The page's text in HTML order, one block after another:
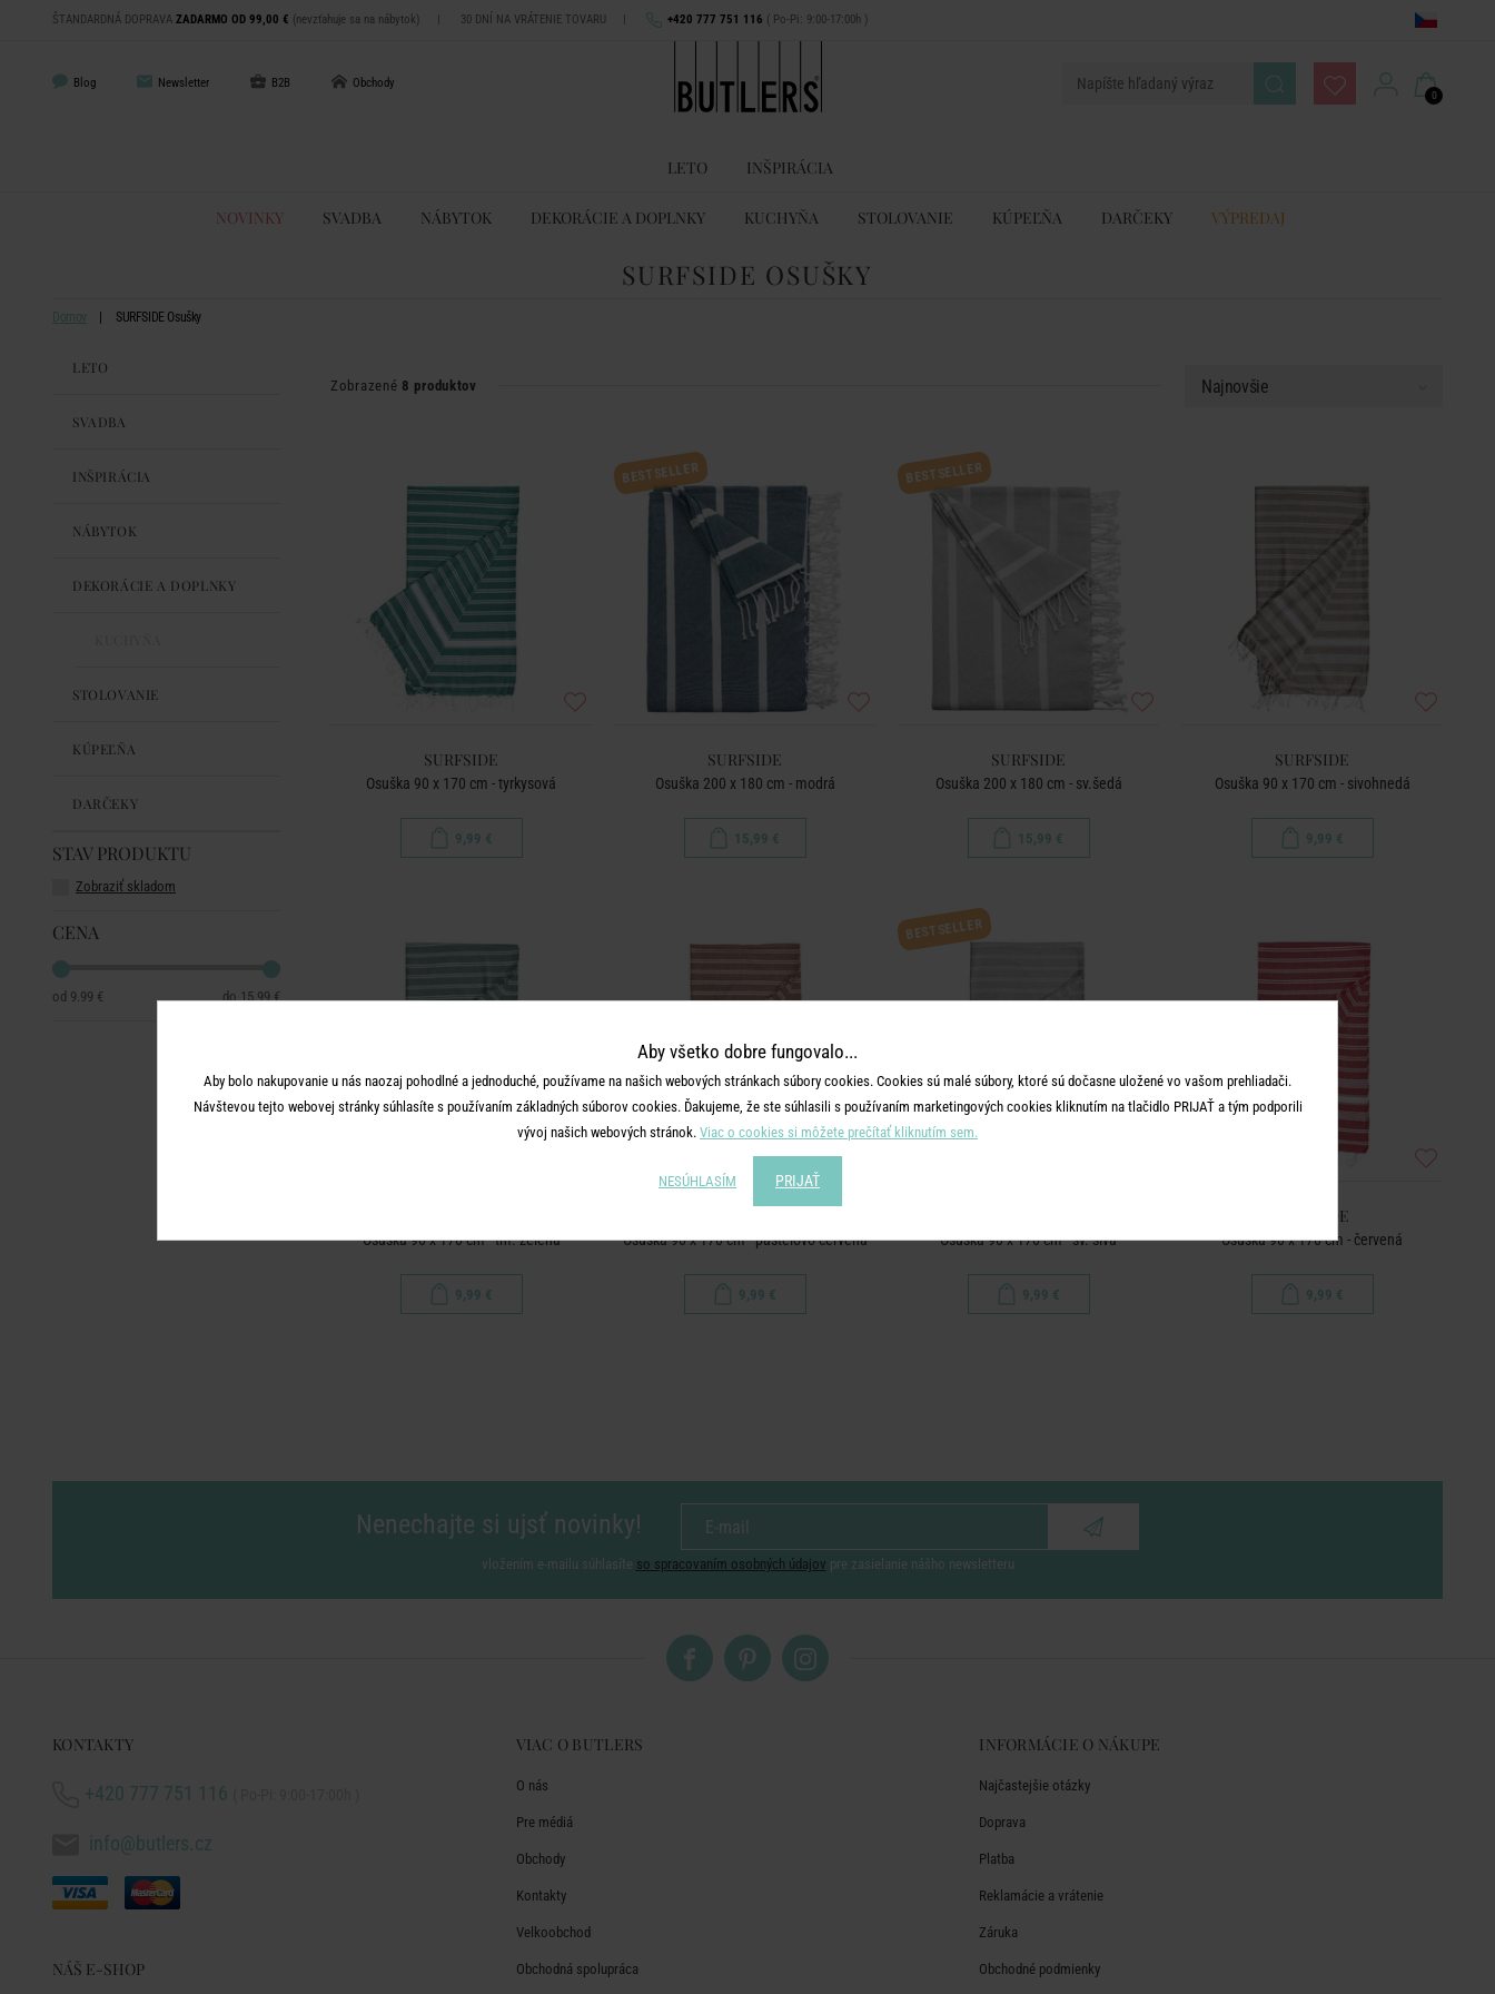
ŠTANDARDNÁ DOPRAVA ZADARMO OD 99,00 € (nevzťahuje sa na nábytok) | 30 DNÍ NA VRÁTENIE TOVARU | +420 777 751 116 ( Po-Pi: 9:00-17:00h )
Blog Newsletter B2B Obchody
0
LETO INŠPIRÁCIA
NOVINKY SVADBA NÁBYTOK DEKORÁCIE A DOPLNKY KUCHYŇA STOLOVANIE KÚPEĽŇA DARČEKY VÝPREDAJ
SURFSIDE OSUŠKY
Domov SURFSIDE Osušky
LETO
SVADBA
INŠPIRÁCIA
NÁBYTOK
DEKORÁCIE A DOPLNKY
STOLOVANIE
KÚPEĽŇA
DARČEKY
STAV PRODUKTU
Zobraziť skladom
CENA
9.99 € 15.99 €
Zobrazené 8 produktov
SURFSIDE
Osuška 90 x 170 cm - tyrkysová
9,99 €
BESTSELLER
SURFSIDE
Osuška 200 x 180 cm - modrá
15,99 €
BESTSELLER
SURFSIDE
Osuška 200 x 180 cm - sv.šedá
15,99 €
SURFSIDE
Osuška 90 x 170 cm - sivohnedá
9,99 €
Osuška 90 x 170 cm - tm. zelená
9,99 €
Osuška 90 x 170 cm - pastelovo červená
9,99 €
BESTSELLER
Osuška 90 x 170 cm - sv. sivá
9,99 €
SURFSIDE
Osuška 90 x 170 cm - červená
9,99 €
Nenechajte si ujsť novinky!
vložením e-mailu súhlasíte so spracovaním osobných údajov pre zasielanie nášho newsletteru
KONTAKTY
+420 777 751 116
info@butlers.cz
NÁŠ E-SHOP
VIAC O BUTLERS
O nás
Pre médiá
Obchody
Kontakty
Velkoobchod
Obchodná spolupráca
INFORMÁCIE O NÁKUPE
Najčastejšie otázky
Doprava
Platba
Reklamácie a vrátenie
Záruka
Obchodné podmienky
Aby všetko dobre fungovalo...
Aby bolo nakupovanie u nás naozaj pohodlné a jednoduché, používame na našich webových stránkach súbory cookies. Cookies sú malé súbory, ktoré sú dočasne uložené vo vašom prehliadači.
Návštevou tejto webovej stránky súhlasíte s používaním základných súborov cookies. Ďakujeme, že ste súhlasili s používaním marketingových cookies kliknutím na tlačidlo PRIJAŤ a tým podporili
vývoj našich webových stránok. Viac o cookies si môžete prečítať kliknutím sem.
NESÚHLASÍM PRIJAŤ